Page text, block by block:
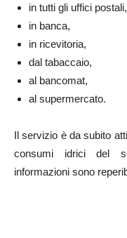
in tutti gli uffici postali,
in banca,
in ricevitoria,
dal tabaccaio,
al bancomat,
al supermercato.
Il servizio è da subito
consumi idrici del
informazioni sono